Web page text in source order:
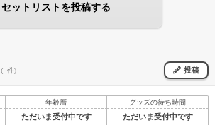
セットリストを投稿する
(--件) 投稿
年齢層 グッズの待ち時間
ただいま受付中です ただいま受付中です